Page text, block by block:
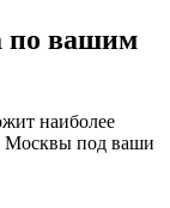
по вашим
наиболее
Москвы под ваши